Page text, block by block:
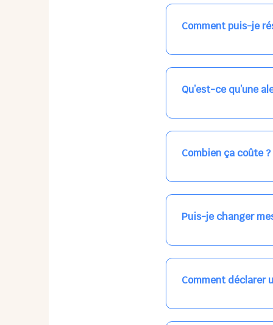
Comment puis-je
Nos places libres au
qui vous intéresse,
Qu’est-ce qu’une
Vous avez besoin
les places disponibles
Combien ça coûte ?
Votre accueil est
habituel. N'hésitez
Puis-je changer
Dans votre profil
email, par SMS, par
Comment déclarer
Signalez une absence
ou